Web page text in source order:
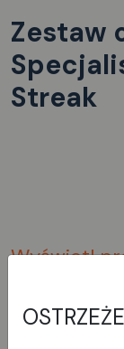
Zestaw
Streak
Wyświetl